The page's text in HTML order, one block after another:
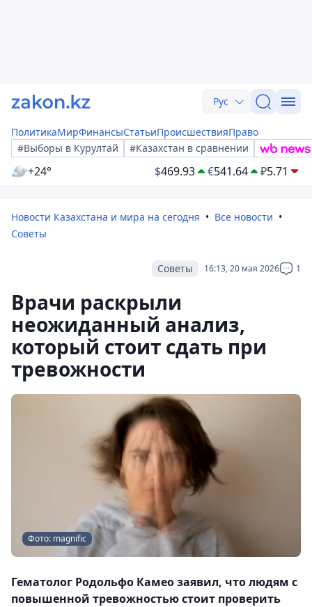
Рус
ПолитикаМирФинансыСтатьиПроисшествияПраво
#Выборы в Курултай
#Казахстан в сравнении
+24° $469.93 €541.64 ₽5.71
Новости Казахстана и мира на сегодня
Все новости
Советы
16:13, 20 мая 2026 1
Советы
Врачи раскрыли
неожиданный анализ,
который стоит сдать при
тревожности
Фото: magnific
Гематолог Родольфо Камео заявил, что людям с
повышенной тревожностью стоит проверить